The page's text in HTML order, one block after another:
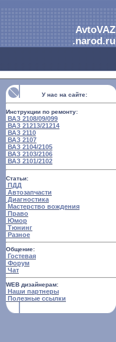
AvtoVAZ
.narod.ru
У нас на сайте:
Инструкции по ремонту:
ВАЗ 2108/09/099
ВАЗ 21213/21214
ВАЗ 2110
ВАЗ 2107
ВАЗ 2104/2105
ВАЗ 2103/2106
ВАЗ 2101/2102
Статьи:
ПДД
Автозапчасти
Диагностика
Мастерство вождения
Право
Юмор
Тюнинг
Разное
Общение:
Гостевая
Форум
Чат
WEB дизайнерам:
Наши партнеры
Полезные ссылки